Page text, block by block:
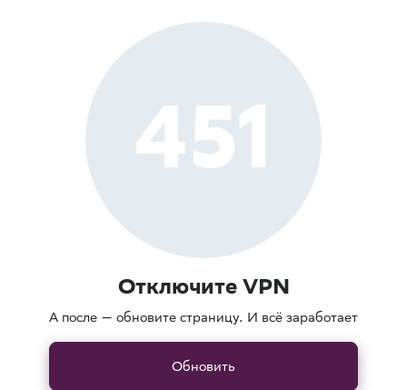
451
Отключите VPN
А после — обновите страницу. И всё заработает
Обновить